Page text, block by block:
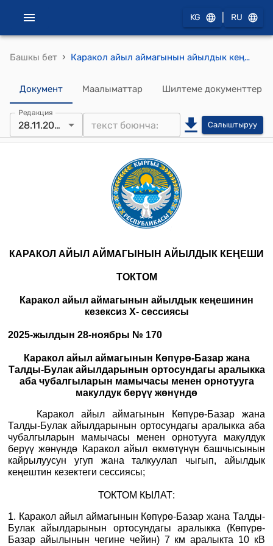
KG RU
Башкы бет › Каракол айыл аймагынын айылдык кеңешинин кезекcиз 2025-жылдын 28-ноябрындагы № 170 "Каракол айыл аймагынын Көпүрө-Базар жана Талды-Булак айылдарынын ортосундагы аралыкка аба чубалгыларын мамычасы менен орнотууга макулдук берүү жөнүндө" токтому
Документ Маалыматтар Шилтеме документтер
Редакция
28.11.2025 Салыштыруу